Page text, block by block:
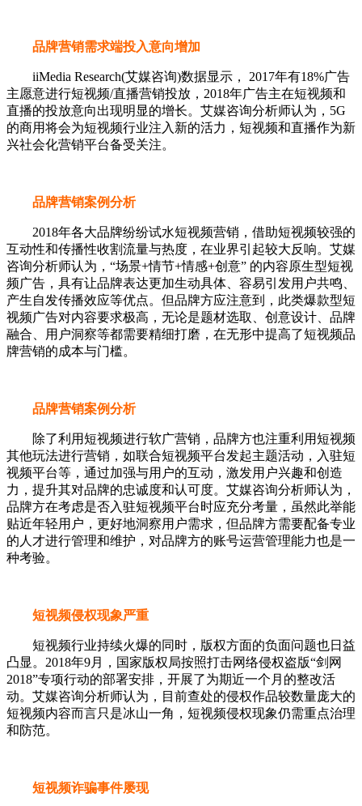
品牌营销需求端投入意向增加
iiMedia Research(艾媒咨询)数据显示， 2017年有18%广告
主愿意进行短视频/直播营销投放，2018年广告主在短视频和
直播的投放意向出现明显的增长。艾媒咨询分析师认为，5G
的商用将会为短视频行业注入新的活力，短视频和直播作为新
兴社会化营销平台备受关注。
品牌营销案例分析
2018年各大品牌纷纷试水短视频营销，借助短视频较强的
互动性和传播性收割流量与热度，在业界引起较大反响。艾媒
咨询分析师认为，“场景+情节+情感+创意” 的内容原生型短视
频广告，具有让品牌表达更加生动具体、容易引发用户共鸣、
产生自发传播效应等优点。但品牌方应注意到，此类爆款型短
视频广告对内容要求极高，无论是题材选取、创意设计、品牌
融合、用户洞察等都需要精细打磨，在无形中提高了短视频品
牌营销的成本与门槛。
品牌营销案例分析
除了利用短视频进行软广营销，品牌方也注重利用短视频
其他玩法进行营销，如联合短视频平台发起主题活动，入驻短
视频平台等，通过加强与用户的互动，激发用户兴趣和创造
力，提升其对品牌的忠诚度和认可度。艾媒咨询分析师认为，
品牌方在考虑是否入驻短视频平台时应充分考量，虽然此举能
贴近年轻用户，更好地洞察用户需求，但品牌方需要配备专业
的人才进行管理和维护，对品牌方的账号运营管理能力也是一
种考验。
短视频侵权现象严重
短视频行业持续火爆的同时，版权方面的负面问题也日益
凸显。2018年9月，国家版权局按照打击网络侵权盗版“剑网
2018”专项行动的部署安排，开展了为期近一个月的整改活
动。艾媒咨询分析师认为，目前查处的侵权作品较数量庞大的
短视频内容而言只是冰山一角，短视频侵权现象仍需重点治理
和防范。
短视频诈骗事件屡现